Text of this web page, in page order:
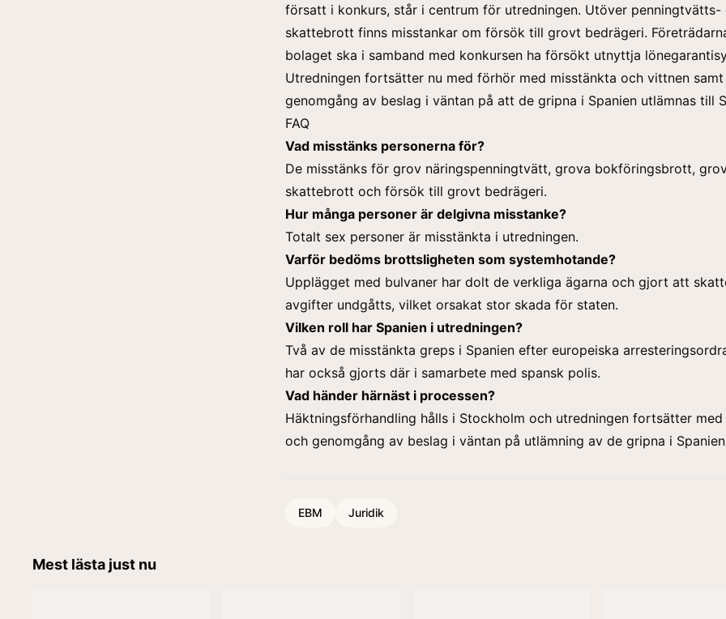
försatt i konkurs, står i centrum för utredningen. Utöver penningtvätts-
skattebrott finns misstankar om försök till grovt bedrägeri.
bolaget ska i samband med konkursen ha försökt utnyttja
Utredningen fortsätter nu med förhör med misstänkta och vittnen samt
genomgång av beslag i väntan på att de gripna i Spanien utlämnas till
FAQ
Vad misstänks personerna för?
De misstänks för grov näringspenningtvätt, grova bokföringsbrott,
skattebrott och försök till grovt bedrägeri.
Hur många personer är delgivna misstanke?
Totalt sex personer är misstänkta i utredningen.
Varför bedöms brottsligheten som systemhotande?
Upplägget med bulvaner har dolt de verkliga ägarna och gjort att
avgifter undgåtts, vilket orsakat stor skada för staten.
Vilken roll har Spanien i utredningen?
Två av de misstänkta greps i Spanien efter europeiska
har också gjorts där i samarbete med spansk polis.
Vad händer härnäst i processen?
Häktningsförhandling hålls i Stockholm och utredningen fortsätter
och genomgång av beslag i väntan på utlämning av de gripna i
EBM Juridik
Mest lästa just nu